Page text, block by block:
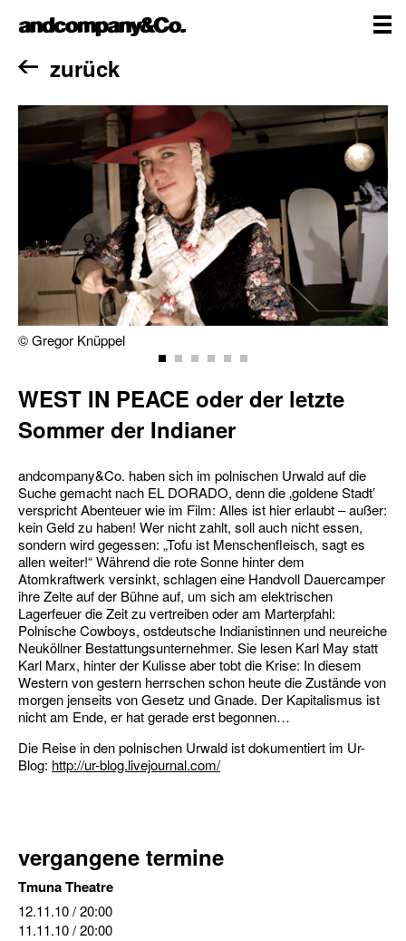
Inhalt
andcompany&Co
Homezurück
© Gregor Knüppel
WEST IN PEACE oder der letzte
Sommer der Indianer
andcompany&Co. haben sich im polnischen Urwald auf die
Suche gemacht nach EL DORADO, denn die ‚goldene Stadt’
verspricht Abenteuer wie im Film: Alles ist hier erlaubt – außer:
kein Geld zu haben! Wer nicht zahlt, soll auch nicht essen,
sondern wird gegessen: „Tofu ist Menschenfleisch, sagt es
allen weiter!“ Während die rote Sonne hinter dem
Atomkraftwerk versinkt, schlagen eine Handvoll Dauercamper
ihre Zelte auf der Bühne auf, um sich am elektrischen
Lagerfeuer die Zeit zu vertreiben oder am Marterpfahl:
Polnische Cowboys, ostdeutsche Indianistinnen und neureiche
Neuköllner Bestattungsunternehmer. Sie lesen Karl May statt
Karl Marx, hinter der Kulisse aber tobt die Krise: In diesem
Western von gestern herrschen schon heute die Zustände von
morgen jenseits von Gesetz und Gnade. Der Kapitalismus ist
nicht am Ende, er hat gerade erst begonnen…
Die Reise in den polnischen Urwald ist dokumentiert im Ur-
Blog: http://ur-blog.livejournal.com/
vergangene termine
Tmuna Theatre
12.11.10/ 20:00
11.11.10/ 20:00